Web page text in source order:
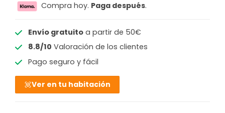
Compra hoy. Paga después.
Envío gratuitoa partir de 50€
8.8/10 Valoración de los clientes
Pago seguro y fácil
Ver en tu habitación